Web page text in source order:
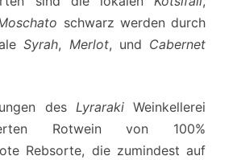
schwarz werden durch
Syrah, Merlot, und Cabernet
des LyrarakiWeinkellerei
Rotwein von 100%
Rebsorte, die zumindest auf